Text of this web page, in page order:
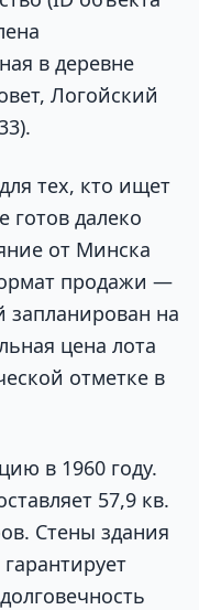
в деревне
Логойский
тех, кто ищет
готов далеко
от Минска
продажи —
на
цена лота
отметке в
в 1960 году.
57,9 кв.
Стены здания